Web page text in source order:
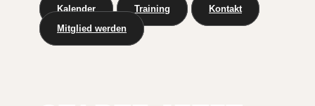
Kalender Training
Kontakt
Mitglied werden